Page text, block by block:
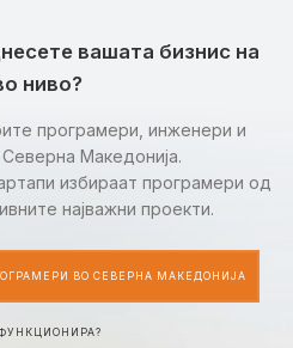
вашата бизнис на
ниво?
програмери, инженери и
Македонија.
избираат програмери од
најважни проекти.
ВО СЕВЕРНА МАКЕДОНИЈА